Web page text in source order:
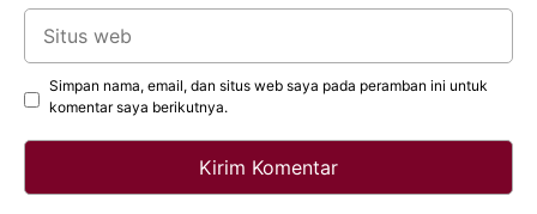
Simpan nama, email, dan situs web saya pada peramban ini untuk
komentar saya berikutnya.